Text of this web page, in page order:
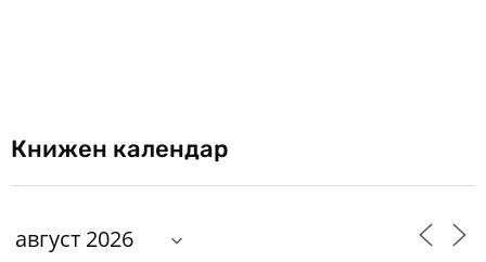
Книжен календар